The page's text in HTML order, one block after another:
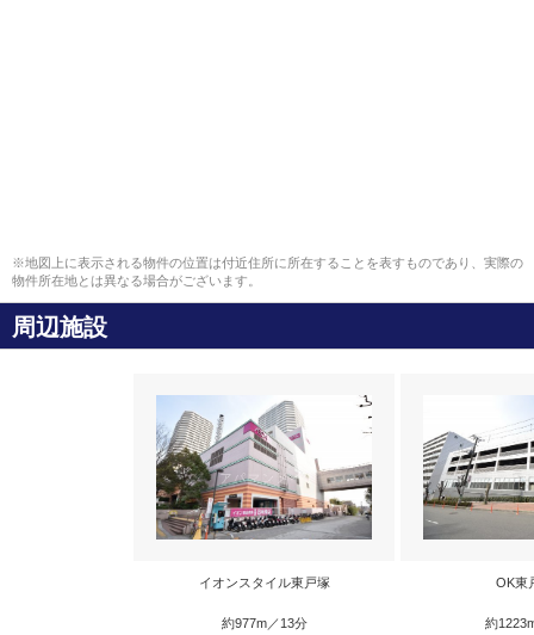
※地図上に表示される物件の位置は付近住所に所在することを表すものであり、実際の
物件所在地とは異なる場合がございます。
周辺施設
イオンスタイル東戸塚
約977m／13分
OK東
約